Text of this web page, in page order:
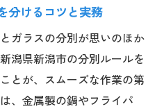
分けるコツと実務
ガラスの分別が思いのほか
潟県新潟市の分別ルールを
とが、スムーズな作業の第
、金属製の鍋やフライパ